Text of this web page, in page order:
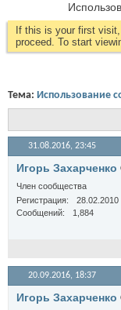
If this is your first
proceed. To start
Тема: Использование
31.08.2016, 23:45
Игорь Захарченко
Член сообщества
Регистрация
28.02.2010
Сообщений
1,884
20.09.2016, 18:37
Игорь Захарченко